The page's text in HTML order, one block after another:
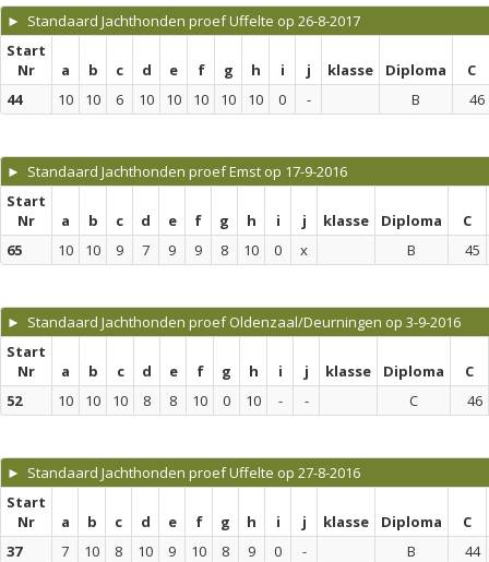
► Standaard Jachthonden proef Uffelte op 26-8-2017
Start
Nr
a b c d e f g h i j klasse Diploma
C
44
10 10 6 10 10 10 10 10 0 - B 46
► Standaard Jachthonden proef Emst op 17-9-2016
Start
Nr
a b c d e f g h i j klasse Diploma
C
65
10 10 9 7 9 9 8 10 0 x B 45
► Standaard Jachthonden proef Oldenzaal/Deurningen op 3-9-2016
Start
Nr
a b c d e f g h i j klasse Diploma
C
52
10 10 10 8 8 10 0 10 - - C 46
► Standaard Jachthonden proef Uffelte op 27-8-2016
Start
Nr
a b c d e f g h i j klasse Diploma
C
37
7 10 8 10 9 10 8 9 0 - B 44